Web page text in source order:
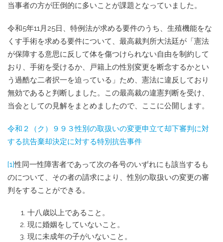
当事者の方が圧倒的に多いことが課題となっていました。
令和5年11月25日、特例法が求める要件のうち、生殖機能をな
くす手術を求める要件について、最高裁判所大法廷が「憲法
が保障する意思に反して体を傷つけられない自由を制約して
おり、手術を受けるか、戸籍上の性別変更を断念するかとい
う過酷な二者択一を迫っている」ため、憲法に違反しており
無効であると判断しました。この最高裁の違憲判断を受け、
当会としての見解をまとめましたので、ここに公開します。
令和２（ク）９９３性別の取扱いの変更申立て却下審判に対
する抗告棄却決定に対する特別抗告事件
[1]性同一性障害者であって次の各号のいずれにも該当するも
のについて、その者の請求により、性別の取扱いの変更の審
判をすることができる。
十八歳以上であること。
現に婚姻をしていないこと。
現に未成年の子がいないこと。